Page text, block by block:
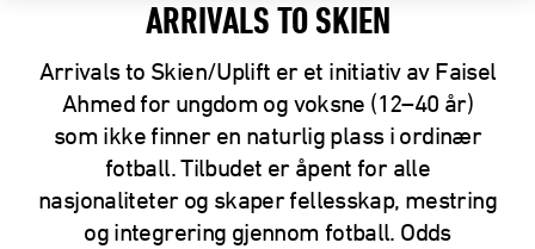
ARRIVALS TO SKIEN
Arrivals to Skien/Uplift er et initiativ av Faisel
Ahmed for ungdom og voksne (12–40 år)
som ikke finner en naturlig plass i ordinær
fotball. Tilbudet er åpent for alle
nasjonaliteter og skaper fellesskap, mestring
og integrering gjennom fotball. Odds